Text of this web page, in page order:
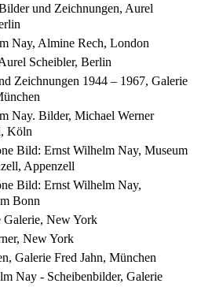
und Zeichnungen, Aurel
Nay, Almine Rech, London
Scheibler, Berlin
Zeichnungen 1944 – 1967, Galerie
Nay. Bilder, Michael Werner
Köln
Bild: Ernst Wilhelm Nay, Museum
Appenzell
Bild: Ernst Wilhelm Nay,
Bonn
New York
New York
Galerie Fred Jahn, München
Nay - Scheibenbilder, Galerie